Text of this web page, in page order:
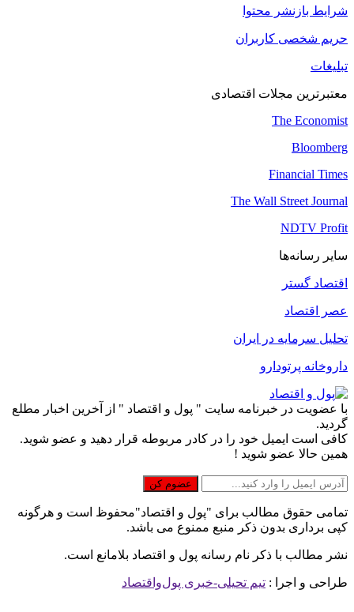
شرایط بازنشر محتوا
حریم شخصی کاربران
تبلیغات
معتبرترین مجلات اقتصادی
The Economist
Bloomberg
Financial Times
The Wall Street Journal
NDTV Profit
سایر رسانه‌ها
اقتصاد گستر
عصر اقتصاد
تحلیل سرمایه در ایران
داروخانه پرتودارو
با عضویت در خبرنامه سایت " پول و اقتصاد " از آخرین اخبار مطلع
گردید.
کافی است ایمیل خود را در کادر مربوطه قرار دهید و عضو شوید.
همین حالا عضو شوید !
تمامی حقوق مطالب برای "پول و اقتصاد"محفوظ است و هرگونه
کپی برداری بدون ذکر منبع ممنوع می باشد.
نشر مطالب با ذکر نام رسانه پول و اقتصاد بلامانع است.
طراحی و اجرا : تیم تحیلی-خبری پول‌واقتصاد